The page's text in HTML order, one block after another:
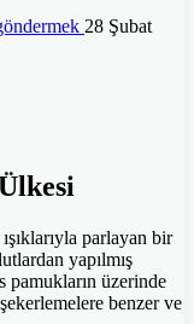
28 Şubat
parlayan bir
yapılmış
pamukların üzerinde
benzer ve